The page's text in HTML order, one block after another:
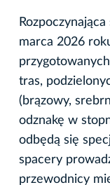
marca 2026
tras,
(brązowy,
odznakę w
odbędą się
spacery
przewodnicy